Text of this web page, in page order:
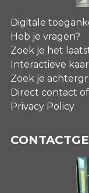
Digitale
Heb je vragen?
Zoek je het
Interactieve
Zoek je
Direct contact
Privacy Policy